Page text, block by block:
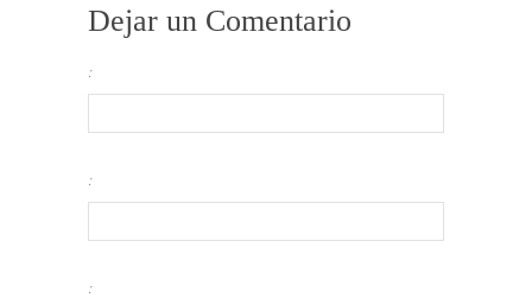
Dejar un Comentario
:
:
: